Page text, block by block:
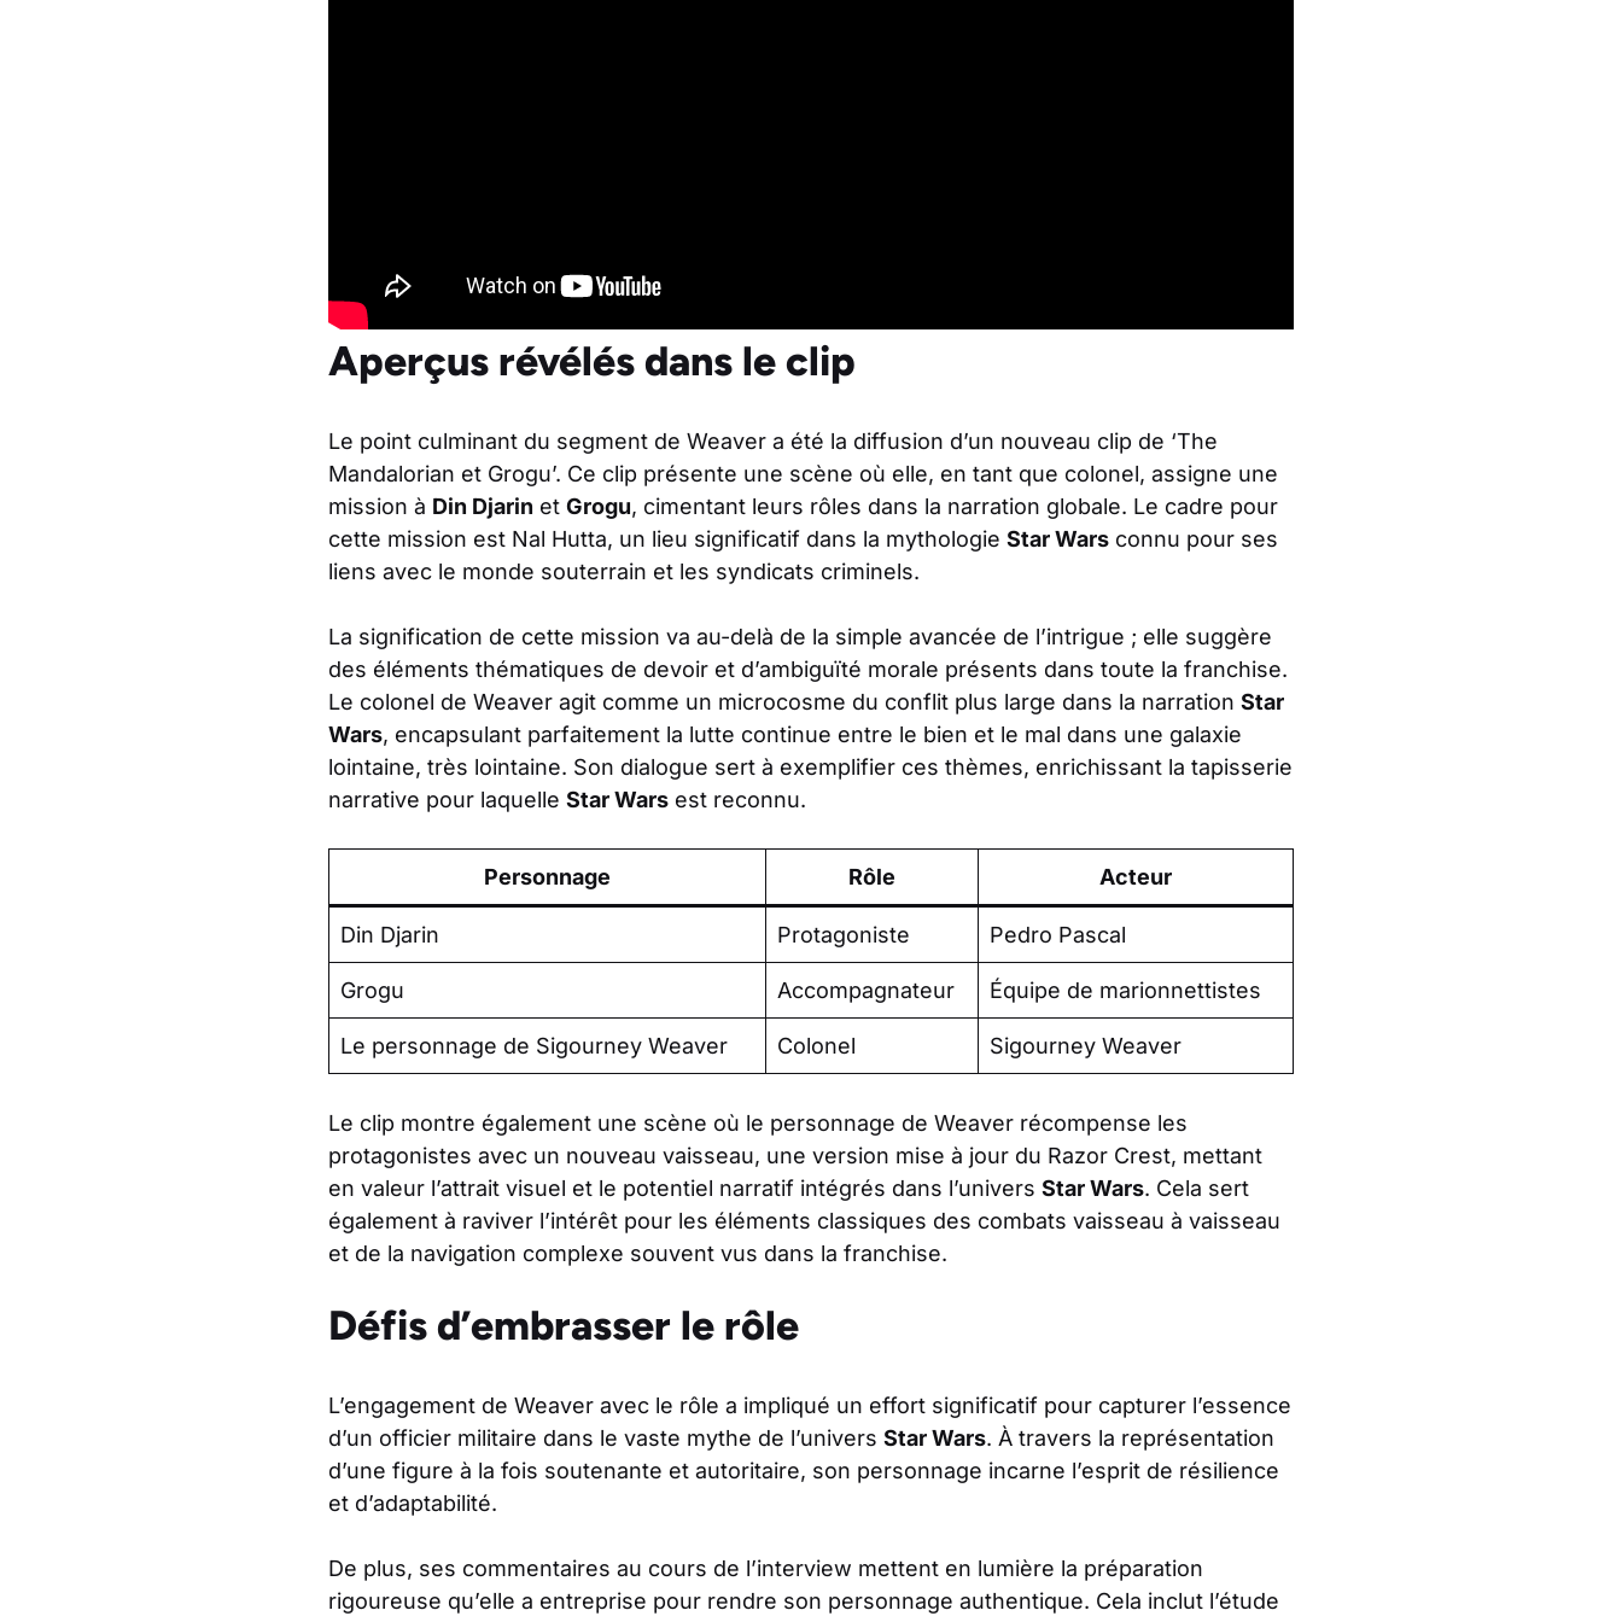
Aperçus révélés dans le clip
Le point culminant du segment de Weaver a été la diffusion d’un nouveau clip de ‘The
Mandalorian et Grogu’. Ce clip présente une scène où elle, en tant que colonel, assigne une
mission à Din Djarin et Grogu, cimentant leurs rôles dans la narration globale. Le cadre pour
cette mission est Nal Hutta, un lieu significatif dans la mythologie Star Wars connu pour ses
liens avec le monde souterrain et les syndicats criminels.
La signification de cette mission va au-delà de la simple avancée de l’intrigue ; elle suggère
des éléments thématiques de devoir et d’ambiguïté morale présents dans toute la franchise.
Le colonel de Weaver agit comme un microcosme du conflit plus large dans la narration Star
Wars, encapsulant parfaitement la lutte continue entre le bien et le mal dans une galaxie
lointaine, très lointaine. Son dialogue sert à exemplifier ces thèmes, enrichissant la tapisserie
narrative pour laquelle Star Wars est reconnu.
Personnage Rôle Acteur
Din Djarin Protagoniste Pedro Pascal
Grogu Accompagnateur Équipe de marionnettistes
Le personnage de Sigourney Weaver Colonel Sigourney Weaver
Le clip montre également une scène où le personnage de Weaver récompense les
protagonistes avec un nouveau vaisseau, une version mise à jour du Razor Crest, mettant
en valeur l’attrait visuel et le potentiel narratif intégrés dans l’univers Star Wars. Cela sert
également à raviver l’intérêt pour les éléments classiques des combats vaisseau à vaisseau
et de la navigation complexe souvent vus dans la franchise.
Défis d’embrasser le rôle
L’engagement de Weaver avec le rôle a impliqué un effort significatif pour capturer l’essence
d’un officier militaire dans le vaste mythe de l’univers Star Wars. À travers la représentation
d’une figure à la fois soutenante et autoritaire, son personnage incarne l’esprit de résilience
et d’adaptabilité.
De plus, ses commentaires au cours de l’interview mettent en lumière la préparation
rigoureuse qu’elle a entreprise pour rendre son personnage authentique. Cela inclut l’étude